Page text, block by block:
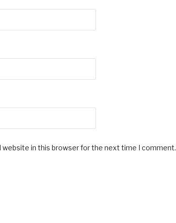
website in this browser for the next time I comment.